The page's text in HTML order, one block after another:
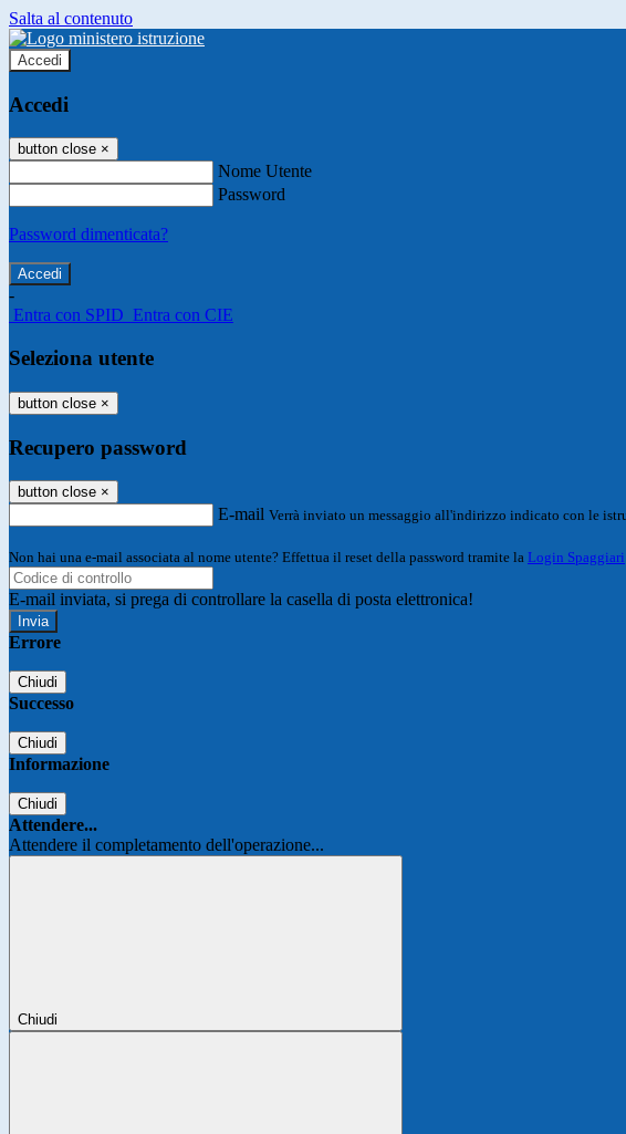
Salta al contenuto
Accedi
Accedi
button close ×
Nome Utente
Password
Password dimenticata?
-
Entra con SPID Entra con CIE
Seleziona utente
button close ×
Recupero password
button close ×
E-mail Verrà inviato un messaggio all'indirizzo indicato con le
Non hai una e-mail associata al nome utente? Effettua il reset della password tramite la Login Spaggiari
E-mail inviata, si prega di controllare la casella di posta elettronica!
Errore
Chiudi
Successo
Chiudi
Informazione
Chiudi
Attendere...
Attendere il completamento dell'operazione...
Chiudi